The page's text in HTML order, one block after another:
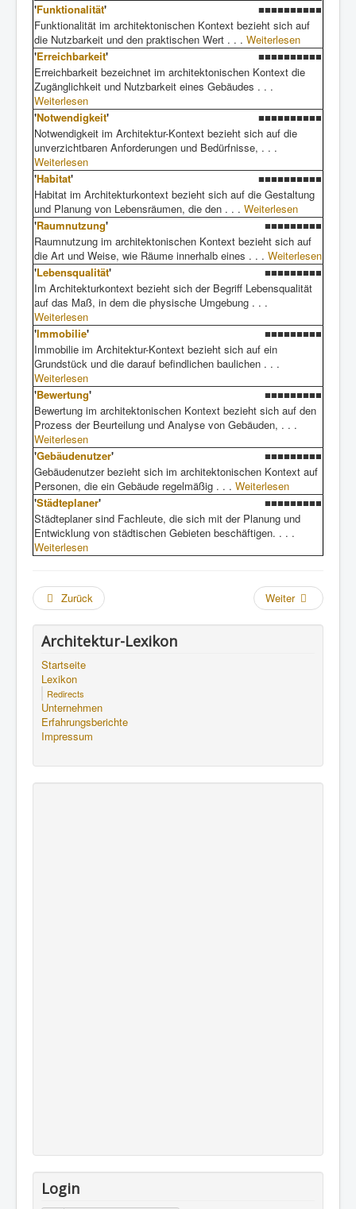
'Funktionalität'
■■■■■■■■■■
Funktionalität im architektonischen Kontext bezieht sich auf
die Nutzbarkeit und den praktischen Wert . . . Weiterlesen
'Erreichbarkeit'
■■■■■■■■■■
Erreichbarkeit bezeichnet im architektonischen Kontext die
Zugänglichkeit und Nutzbarkeit eines Gebäudes . . .
Weiterlesen
'Notwendigkeit'
■■■■■■■■■■
Notwendigkeit im Architektur-Kontext bezieht sich auf die
unverzichtbaren Anforderungen und Bedürfnisse, . . .
Weiterlesen
'Habitat'
■■■■■■■■■■
Habitat im Architekturkontext bezieht sich auf die Gestaltung
und Planung von Lebensräumen, die den . . . Weiterlesen
'Raumnutzung'
■■■■■■■■■
Raumnutzung im architektonischen Kontext bezieht sich auf
die Art und Weise, wie Räume innerhalb eines . . . Weiterlesen
'Lebensqualität'
■■■■■■■■■
Im Architekturkontext bezieht sich der Begriff Lebensqualität
auf das Maß, in dem die physische Umgebung . . .
Weiterlesen
'Immobilie'
■■■■■■■■■
Immobilie im Architektur-Kontext bezieht sich auf ein
Grundstück und die darauf befindlichen baulichen . . .
Weiterlesen
'Bewertung'
■■■■■■■■■
Bewertung im architektonischen Kontext bezieht sich auf den
Prozess der Beurteilung und Analyse von Gebäuden, . . .
Weiterlesen
'Gebäudenutzer'
■■■■■■■■■
Gebäudenutzer bezieht sich im architektonischen Kontext auf
Personen, die ein Gebäude regelmäßig . . . Weiterlesen
'Städteplaner'
■■■■■■■■■
Städteplaner sind Fachleute, die sich mit der Planung und
Entwicklung von städtischen Gebieten beschäftigen. . . .
Weiterlesen
Zurück Weiter
Architektur-Lexikon
Startseite
Lexikon
Redirects
Unternehmen
Erfahrungsberichte
Impressum
Login